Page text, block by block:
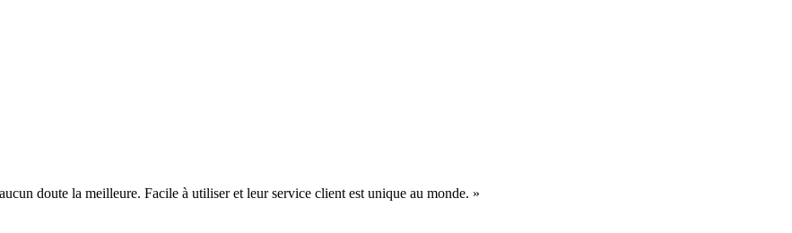
doute la meilleure. Facile à utiliser et leur service client est unique au monde. »